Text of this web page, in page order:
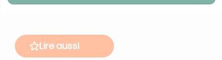
Lire aussi